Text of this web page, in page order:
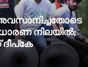
നിലയില്‍;
ദീപ്കേ